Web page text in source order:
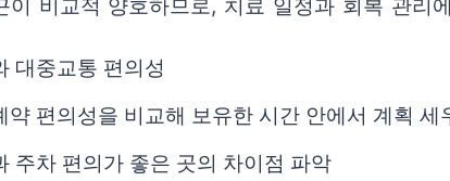
이 비교적 양호하므로, 치료 일정과 회복 관리
대중교통 편의성
편의성을 비교해 보유한 시간 안에서 계획 세
주차 편의가 좋은 곳의 차이점 파악